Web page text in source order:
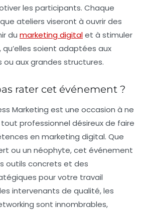
les participants. Chaque
ateliers viseront à ouvrir des
du marketing digitalet à stimuler
soient adaptées aux
aux grandes structures.
rater cet événement ?
Marketing est une occasion à ne
professionnel désireux de faire
en marketing digital. Que
ou un néophyte, cet événement
outils concrets et des
pour votre travail
intervenants de qualité, les
sont innombrables,